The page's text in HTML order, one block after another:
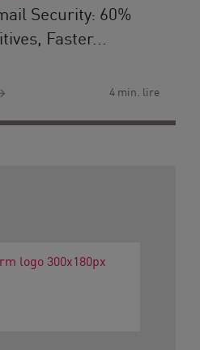
Security: 60%
Faster...
4 min. lire